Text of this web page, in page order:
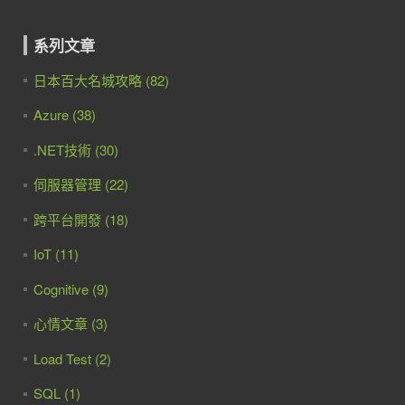
系列文章
日本百大名城攻略 (82)
Azure (38)
.NET技術 (30)
伺服器管理 (22)
跨平台開發 (18)
IoT (11)
Cognitive (9)
心情文章 (3)
Load Test (2)
SQL (1)